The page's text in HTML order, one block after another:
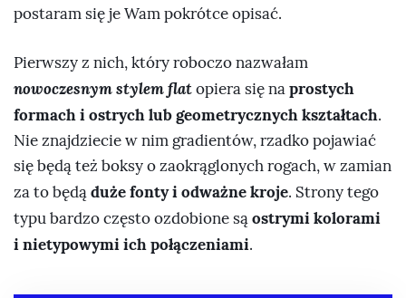
postaram się je Wam pokrótce opisać.
Pierwszy z nich, który roboczo nazwałam
nowoczesnym stylem flatopiera się naprostych
formach i ostrych lub geometrycznych kształtach.
Nie znajdziecie w nim gradientów, rzadko pojawiać
się będą też boksy o zaokrąglonych rogach, w zamian
za to będąduże fonty i odważne kroje. Strony tego
typu bardzo często ozdobione sąostrymi kolorami
i nietypowymi ich połączeniami.